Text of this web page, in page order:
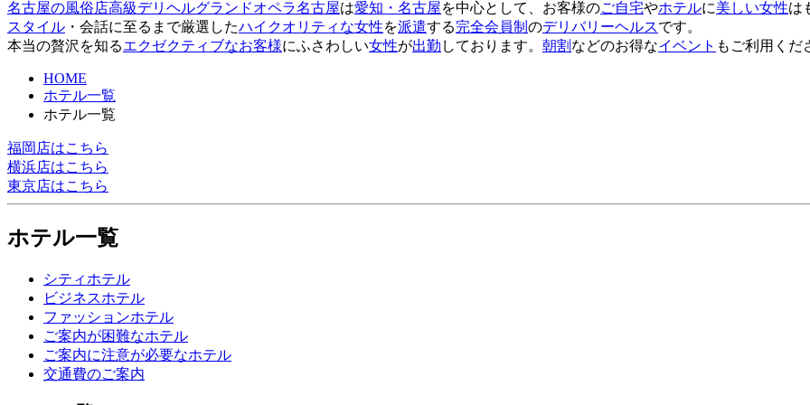
名古屋の風俗店高級デリヘルグランドオペラ名古屋は愛知・名古屋を中心として、お客様のご自宅やホテルに美しい女性は
スタイル ・会話に至るまで厳選したハイクオリティな女性を派遣する完全会員制 のデリバリーヘルスです。
本当の贅沢を知るエクゼクティブなお客様にふさわしい女性が出勤 しております。 朝割 などのお得なイベント もご利用くだ
HOME
ホテル一覧
ホテル一覧
福岡店はこちら
横浜店はこちら
東京店はこちら
ホテル一覧
シティホテル
ビジネスホテル
ファッションホテル
ご案内が困難なホテル
ご案内に注意が必要なホテル
交通費のご案内